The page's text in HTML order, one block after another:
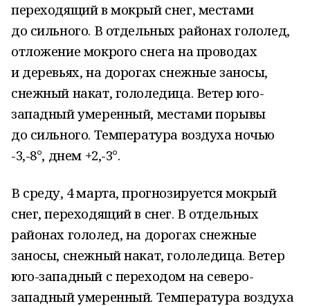
переходящий в мокрый снег, местами
до сильного. В отдельных районах гололед,
отложение мокрого снега на проводах
и деревьях, на дорогах снежные заносы,
снежный накат, гололедица. Ветер юго-
западный умеренный, местами порывы
до сильного. Температура воздуха ночью
-3,-8°, днем +2,-3°.
В среду, 4 марта, прогнозируется мокрый
снег, переходящий в снег. В отдельных
районах гололед, на дорогах снежные
заносы, снежный накат, гололедица. Ветер
юго-западный с переходом на северо-
западный умеренный. Температура воздуха